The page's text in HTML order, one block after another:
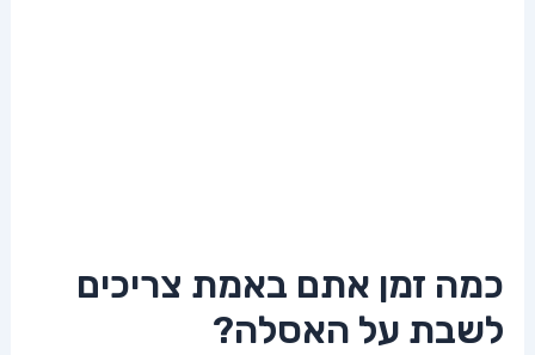
כמה זמן אתם באמת צריכים
לשבת על האסלה?